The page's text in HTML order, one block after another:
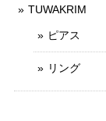
TUWAKRIM
ピアス
リング